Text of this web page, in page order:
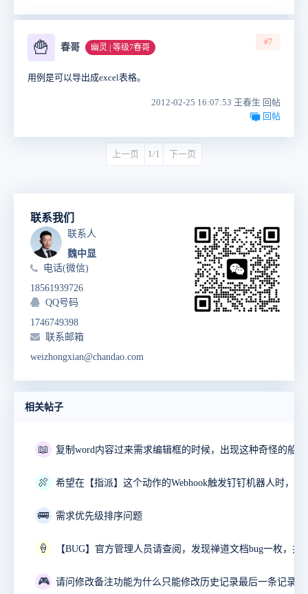
🍟 春哥 幽灵 | 等级7春哥
#7
用例是可以导出成excel表格。
2012-02-25 16:07:53 王春生 回帖
回帖
上一页 1/1 下一页
联系我们
联系人
魏中显
电话(微信)
18561939726
QQ号码
1746749398
联系邮箱
weizhongxian@chandao.com
相关帖子
📖
🍖
🚌 需求优先级排序问题
🍦
🎮